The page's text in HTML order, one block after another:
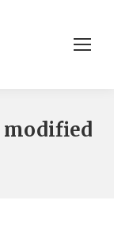
modified